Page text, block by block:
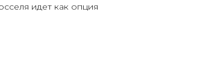
идет как опция